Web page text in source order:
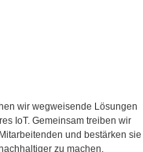
wir wegweisende Lösungen
IoT. Gemeinsam treiben wir
und bestärken sie
zu machen.